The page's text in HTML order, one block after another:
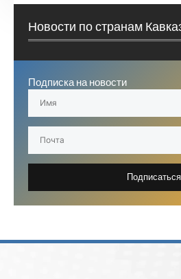
Новости по странам
Подписка на новости
Подписаться